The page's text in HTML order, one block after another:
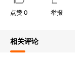
点赞 0 举报
相关评论